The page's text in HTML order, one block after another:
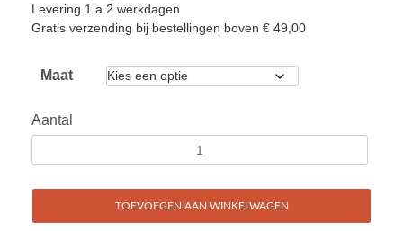
Levering 1 a 2 werkdagen
Gratis verzending bij bestellingen boven € 49,00
Maat
Aantal
TOEVOEGEN AAN WINKELWAGEN